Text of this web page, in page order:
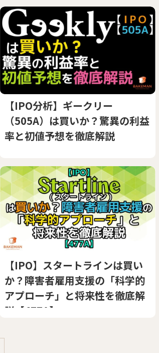
【IPO分析】ギークリー
（505A）は買いか？驚異の利益
率と初値予想を徹底解説
【IPO】スタートラインは買い
か？障害者雇用支援の「科学的
アプローチ」と将来性を徹底解
説【477A】